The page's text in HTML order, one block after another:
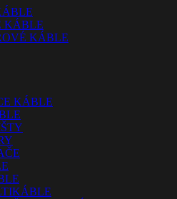
KÁBLE
KÁBLE
KÁBLE